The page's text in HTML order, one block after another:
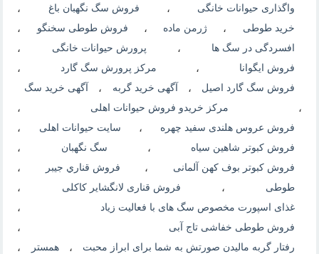
واگذاری حیوانات خانگی ، فروش سگ نگهبان باغ ،
خرید طوطی ، ژرمن ماده ، فروش طوطی سخنگو ،
افسردگی در سگ ها ، پرورش حیوانات خانگی ،
فروش ایگوانا ، مرکز پرورش سگ گارد ،
فروش سگ گارد اصیل ، آگهی خرید گربه ، آگهی خرید سگ
، مرکز خریدو فروش حیوانات اهلی ،
فروش عروس هلندی سفید چهره ، سایت حیوانات اهلی ،
فروش کبوتر شاهین سیاه ، سگ نگهبان ،
فروش کبوتر بوف کهن آلمانی ، فروش قناري جيبر ،
طوطی ، فروش قناری لانگشایر کاکلی ،
غذای اسپورت مخصوص سگ های با فعالیت زیاد ،
فروش طوطی خفاشی تاج آبی ،
رفتار گربه مالیدن صورتش به شما برای ابراز محبت ، همستر ،